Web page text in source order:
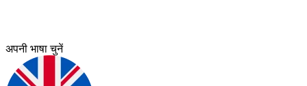
अपनी भाषा चुनें